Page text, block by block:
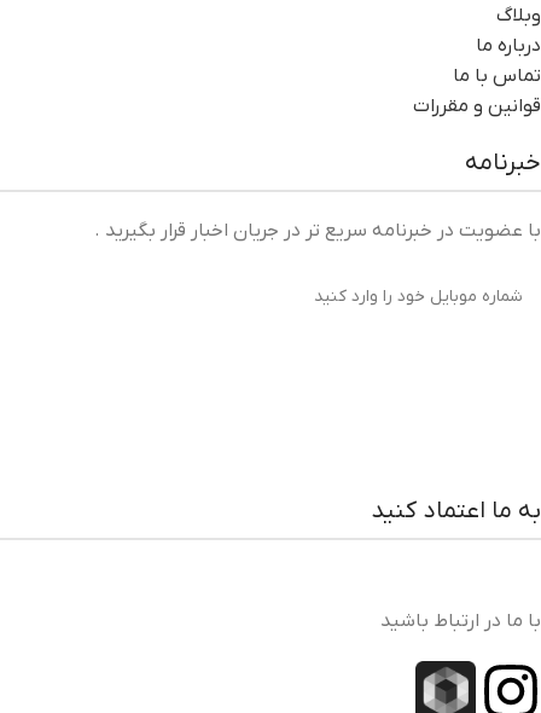
وبلاگ
درباره ما
تماس با ما
قوانین و مقررات
خبرنامه
با عضویت در خبرنامه سریع تر در جریان اخبار قرار بگیرید .
به ما اعتماد کنید
با ما در ارتباط باشید